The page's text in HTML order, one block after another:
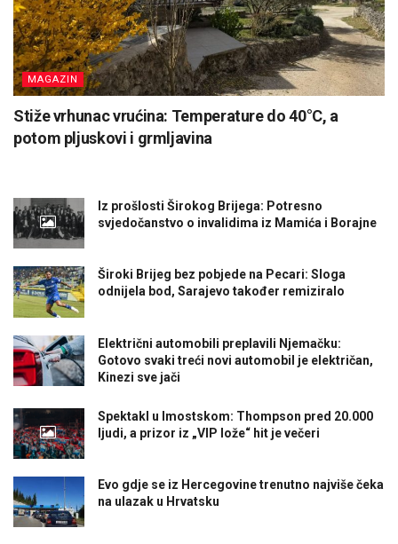
MAGAZIN
Stiže vrhunac vrućina: Temperature do 40°C, a
potom pljuskovi i grmljavina
Iz prošlosti Širokog Brijega: Potresno
svjedočanstvo o invalidima iz Mamića i Borajne
Široki Brijeg bez pobjede na Pecari: Sloga
odnijela bod, Sarajevo također remiziralo
Električni automobili preplavili Njemačku:
Gotovo svaki treći novi automobil je električan,
Kinezi sve jači
Spektakl u Imostskom: Thompson pred 20.000
ljudi, a prizor iz „VIP lože“ hit je večeri
Evo gdje se iz Hercegovine trenutno najviše čeka
na ulazak u Hrvatsku